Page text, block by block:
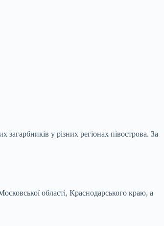
у різних регіонах півострова. За
області, Краснодарського краю, а